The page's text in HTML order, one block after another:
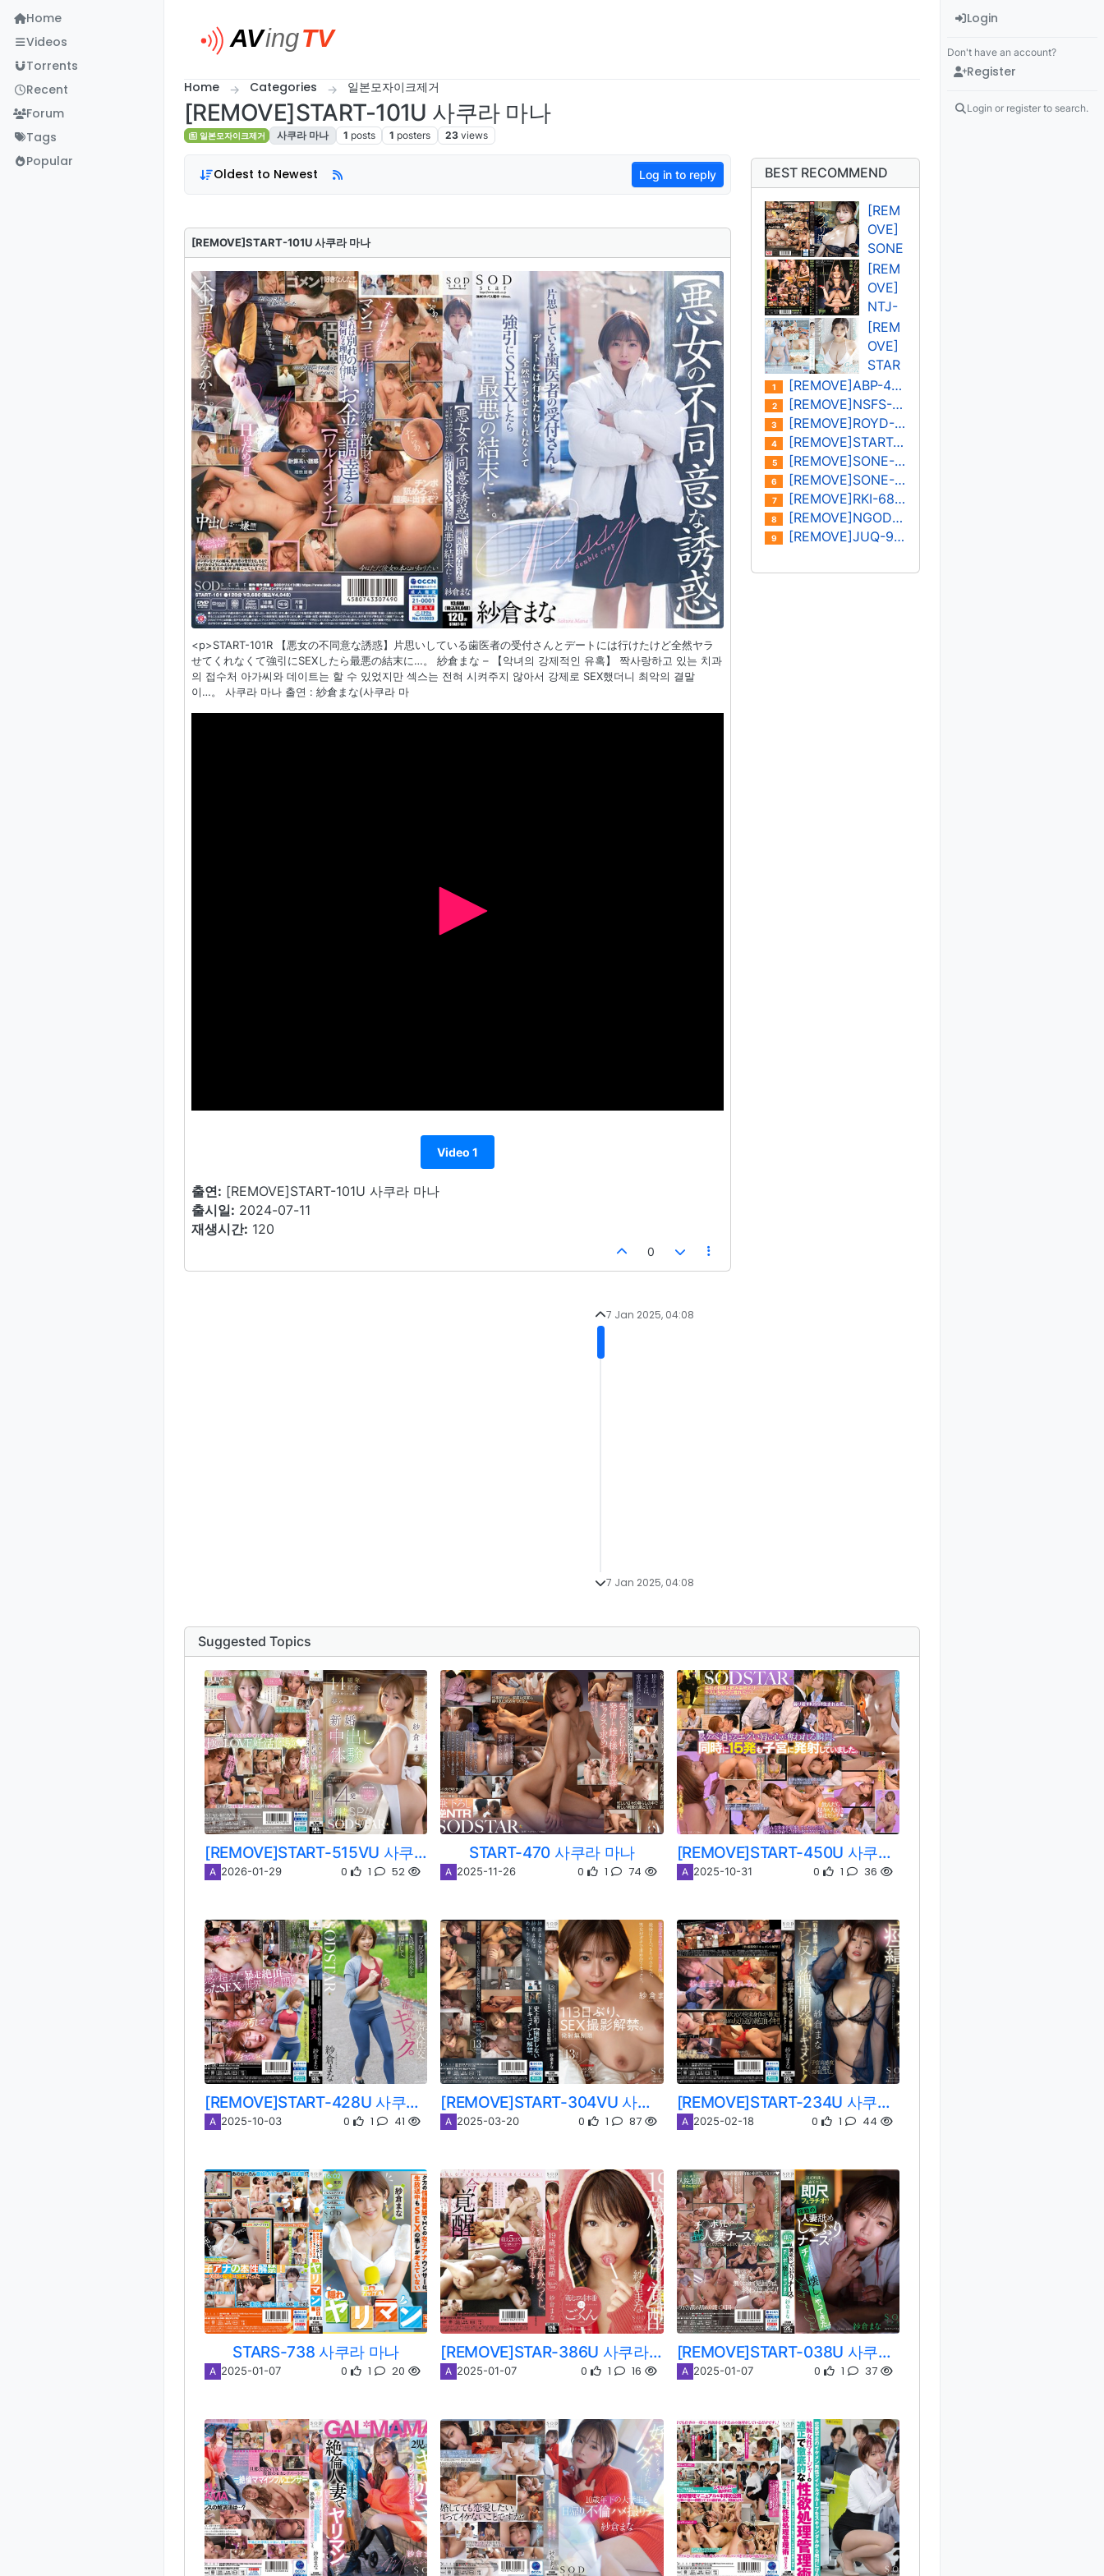
Home
Videos
Torrents
Recent
Forum
Tags
Popular
Home Categories 일본모자이크제거
[REMOVE]START-101U 사쿠라 마나
일본모자이크제거 사쿠라 마나 1 posts 1 posters 23 views
Oldest to Newest Log in to reply
[REMOVE]START-101U 사쿠라 마나
<p>START-101R 【悪女の不同意な誘惑】片思いしている歯医者の受付さんとデートには行けたけど全然ヤラ
せてくれなくて強引にSEXしたら最悪の結末に…。 紗倉まな – 【악녀의 강제적인 유혹】 짝사랑하고 있는 치과
의 접수처 아가씨와 데이트는 할 수 있었지만 섹스는 전혀 시켜주지 않아서 강제로 SEX했더니 최악의 결말
이…。 사쿠라 마나 출연 : 紗倉まな(사쿠라 마
Video 1
출연: [REMOVE]START-101U 사쿠라 마나
출시일: 2024-07-11
재생시간: 120
0
7 Jan 2025, 04:08
7 Jan 2025, 04:08
BEST RECOMMEND
[REM
OVE]
SONE
-
394U
고조
오 렌
[REM
OVE]
NTJ-
011U
사쿠
라 세
나/미
즈시
마 아
이
[REM
OVE]
STAR
S-
573U
카미
키 레
이
1 [REMOVE]ABP-402U
2 [REMOVE]NSFS-401U 오노사카 유이카
3 [REMOVE]ROYD-030U 키노시타 히마리/하나자와 히마리
4 [REMOVE]START-182U 미온
5 [REMOVE]SONE-400U 하나 아리스
6 [REMOVE]SONE-387U 키요하라 미유
7 [REMOVE]RKI-683U 모나미 스즈
8 [REMOVE]NGOD-227U 하타노 유이/쿠로키 레이나
9 [REMOVE]JUQ-931U 카노우 아이
Suggested Topics
[REMOVE]START-515VU 사쿠라 마나
A 2026-01-29 0 1 52
START-470 사쿠라 마나
A 2025-11-26 0 1 74
[REMOVE]START-450U 사쿠라 마나
A 2025-10-31 0 1 36
[REMOVE]START-428U 사쿠라 마나
A 2025-10-03 0 1 41
[REMOVE]START-304VU 사쿠라 마나
A 2025-03-20 0 1 87
[REMOVE]START-234U 사쿠라 마나
A 2025-02-18 0 1 44
STARS-738 사쿠라 마나
A 2025-01-07 0 1 20
[REMOVE]STAR-386U 사쿠라 마나
A 2025-01-07 0 1 16
[REMOVE]START-038U 사쿠라 마나
A 2025-01-07 0 1 37
Login
Don't have an account?
Register
Login or register to search.